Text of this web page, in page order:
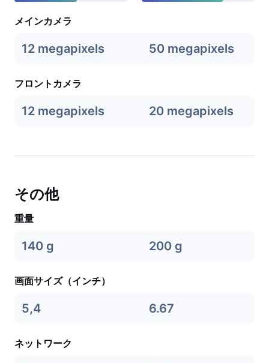
メインカメラ
12 megapixels 50 megapixels
フロントカメラ
12 megapixels 20 megapixels
その他
重量
140 g 200 g
画面サイズ（インチ）
5,4 6.67
ネットワーク